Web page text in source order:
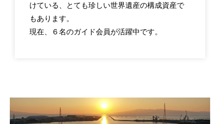
けている、とても珍しい世界遺産の構成資産で
もあります。
現在、６名のガイド会員が活躍中です。